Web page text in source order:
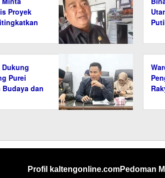
Proyek
Dukung
Purei
dan
Profil kaltengonline.comPedoman